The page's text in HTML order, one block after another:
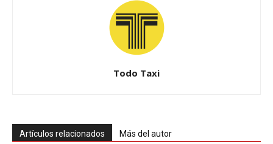
Todo Taxi
Artículos relacionados Más del autor